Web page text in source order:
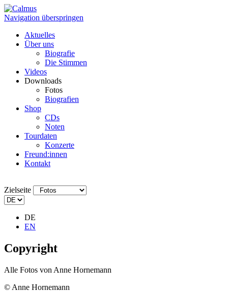
Navigation überspringen
Aktuelles
Über uns
Biografie
Die Stimmen
Videos
Downloads
Fotos
Biografien
Shop
CDs
Noten
Tourdaten
Konzerte
Freund:innen
Kontakt
Zielseite
DE
EN
Copyright
Alle Fotos von Anne Hornemann
© Anne Hornemann